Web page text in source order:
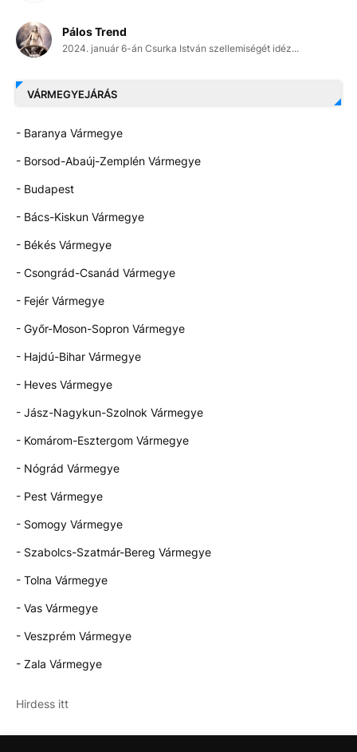
Pálos Trend
2024. január 6-án Csurka István szellemiségét idéz...
VÁRMEGYEJÁRÁS
- Baranya Vármegye
- Borsod-Abaúj-Zemplén Vármegye
- Budapest
- Bács-Kiskun Vármegye
- Békés Vármegye
- Csongrád-Csanád Vármegye
- Fejér Vármegye
- Győr-Moson-Sopron Vármegye
- Hajdú-Bihar Vármegye
- Heves Vármegye
- Jász-Nagykun-Szolnok Vármegye
- Komárom-Esztergom Vármegye
- Nógrád Vármegye
- Pest Vármegye
- Somogy Vármegye
- Szabolcs-Szatmár-Bereg Vármegye
- Tolna Vármegye
- Vas Vármegye
- Veszprém Vármegye
- Zala Vármegye
Hirdess itt